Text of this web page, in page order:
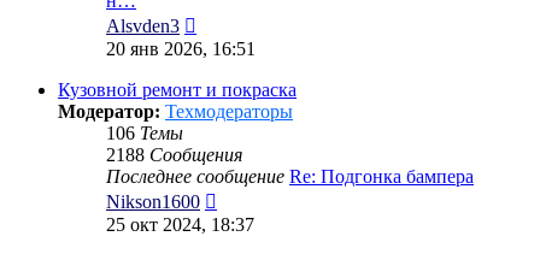
Alsvden3
к
последнему
сообщению
20 янв 2026, 16:51
Кузовной ремонт и покраска
Модератор: Техмодераторы
106 Темы
2188 Сообщения
Последнее сообщение Re: Подгонка бампера
Nikson1600
к
25 окт 2024, 18:37